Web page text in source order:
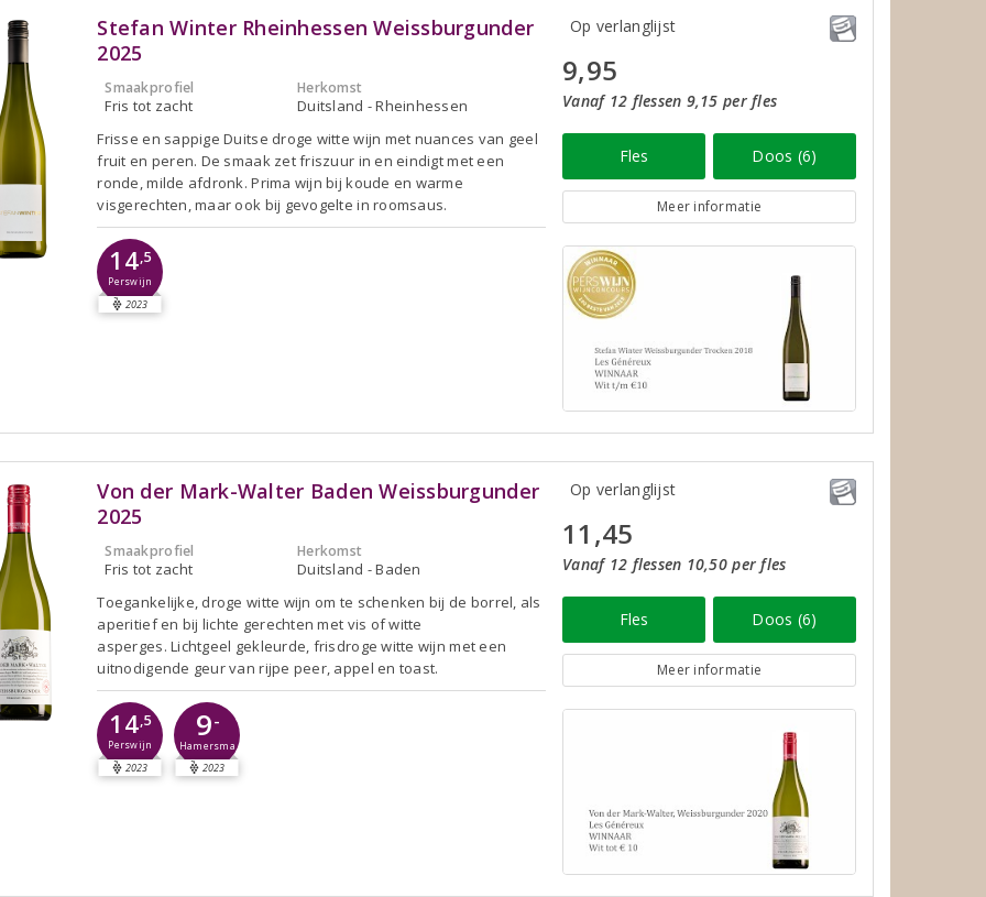
Stefan Winter Rheinhessen Weissburgunder
2025
Smaakprofiel
Fris tot zacht
Herkomst
Duitsland - Rheinhessen
Frisse en sappige Duitse droge witte wijn met nuances van geel
fruit en peren. De smaak zet friszuur in en eindigt met een
ronde, milde afdronk. Prima wijn bij koude en warme
visgerechten, maar ook bij gevogelte in roomsaus.
14,5
Perswijn
2023
Op verlanglijst
9,95
Vanaf 12 flessen 9,15 per fles
Fles Doos (6)
Meer informatie
Von der Mark-Walter Baden Weissburgunder
2025
Smaakprofiel
Fris tot zacht
Herkomst
Duitsland - Baden
Toegankelijke, droge witte wijn om te schenken bij de borrel, als
aperitief en bij lichte gerechten met vis of witte
asperges. Lichtgeel gekleurde, frisdroge witte wijn met een
uitnodigende geur van rijpe peer, appel en toast.
14,5
Perswijn
2023
9-
Hamersma
2023
Op verlanglijst
11,45
Vanaf 12 flessen 10,50 per fles
Fles Doos (6)
Meer informatie